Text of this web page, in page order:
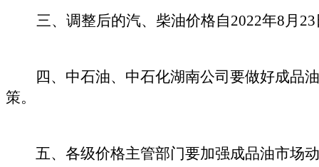
三、调整后的汽、柴油价格自2022年8月
四、中石油、中石化湖南公司要做好成品油
策。
五、各级价格主管部门要加强成品油市场